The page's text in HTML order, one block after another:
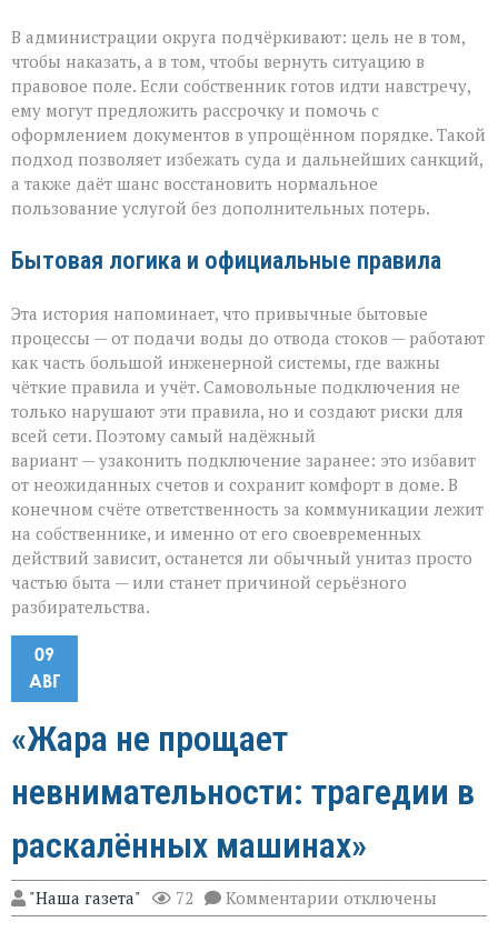
В администрации округа подчёркивают: цель не в том,
чтобы наказать, а в том, чтобы вернуть ситуацию в
правовое поле. Если собственник готов идти навстречу,
ему могут предложить рассрочку и помочь с
оформлением документов в упрощённом порядке. Такой
подход позволяет избежать суда и дальнейших санкций,
а также даёт шанс восстановить нормальное
пользование услугой без дополнительных потерь.
Бытовая логика и официальные правила
Эта история напоминает, что привычные бытовые
процессы — от подачи воды до отвода стоков — работают
как часть большой инженерной системы, где важны
чёткие правила и учёт. Самовольные подключения не
только нарушают эти правила, но и создают риски для
всей сети. Поэтому самый надёжный
вариант — узаконить подключение заранее: это избавит
от неожиданных счетов и сохранит комфорт в доме. В
конечном счёте ответственность за коммуникации лежит
на собственнике, и именно от его своевременных
действий зависит, останется ли обычный унитаз просто
частью быта — или станет причиной серьёзного
разбирательства.
09
АВГ
«Жара не прощает
невнимательности: трагедии в
раскалённых машинах»
"Наша газета" 72 Комментарии к
записи
отключены